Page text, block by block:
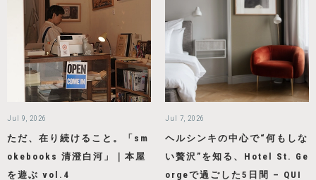
Jul 9, 2026
ただ、在り続けること。「sm
okebooks 清澄白河」｜本屋
を遊ぶ vol.4
Jul 7, 2026
ヘルシンキの中心で“何もしな
い贅沢”を知る、Hotel St. Ge
orgeで過ごした5日間 – QUI